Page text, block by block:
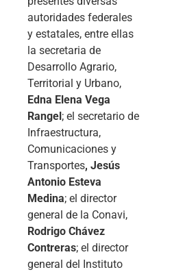
autoridades federales
y estatales, entre ellas
la secretaria de
Desarrollo Agrario,
Territorial y Urbano,
Edna Elena Vega
Rangel ; el secretario de
Infraestructura,
Comunicaciones y
Transportes, Jesús
Antonio Esteva
Medina; el director
general de la Conavi,
Rodrigo Chávez
Contreras; el director
general del Instituto